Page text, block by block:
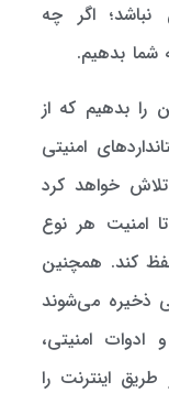
نباشد؛ اگر چه
شما بدهیم.
را بدهیم كه از
امنیتی
خواهد كرد
امنیت هر نوع
حفظ كند. همچنین
ذخیره می‌شوند
ادوات امنیتی،
اینترنت را